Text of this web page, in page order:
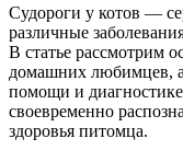
Судороги у котов —
различные
В статье рассмотрим
домашних любимцев,
помощи и
своевременно
здоровья питомца.